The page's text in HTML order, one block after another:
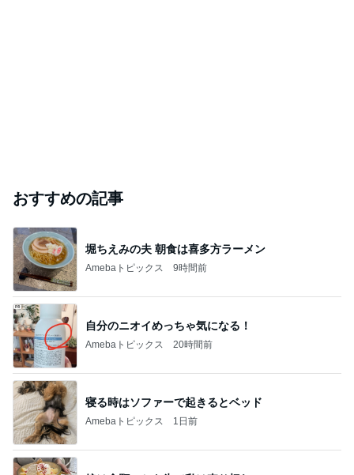
おすすめの記事
堀ちえみの夫 朝食は喜多方ラーメン
Amebaトピックス 9時間前
自分のニオイめっちゃ気になる！
Amebaトピックス 20時間前
寝る時はソファーで起きるとベッド
Amebaトピックス 1日前